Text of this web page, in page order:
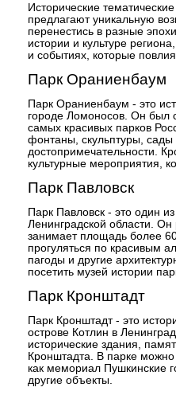
Исторические
предлагают уникальную
перенестись в разные
истории и культуре
и событиях, которые
Парк Ораниенбаум
Парк Ораниенбаум - это
городе Ломоносов. Он был
самых красивых парков
фонтаны, скульптуры, сады
достопримечательности.
культурные мероприятия,
Парк Павловск
Парк Павловск - это один
Ленинградской области.
занимает площадь более
прогуляться по красивым
пагоды и другие
посетить музей истории
Парк Кронштадт
Парк Кронштадт - это
острове Котлин в
исторические здания,
Кронштадта. В парке можно
как мемориал Пушкинские
другие объекты.